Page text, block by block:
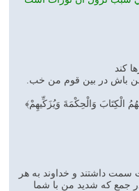
كند
باش در بين قوم من خب.
الْكِتَابَ وَالْحِكْمَةَ وَيُزَكِّيهِمْ﴾
داشتند و خداوند به هر
جمع كه شديد من با شما